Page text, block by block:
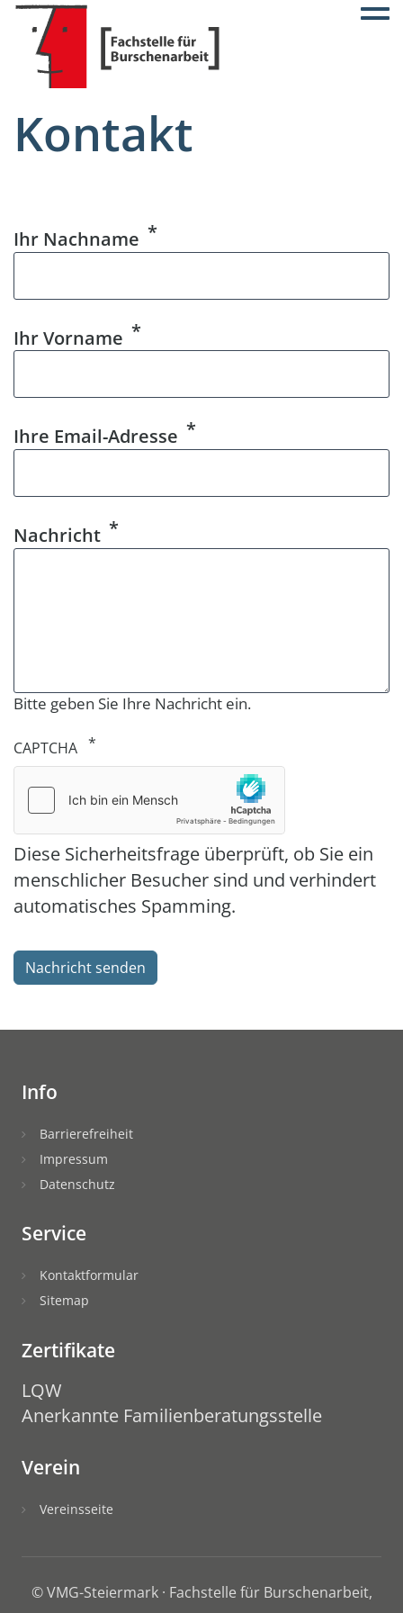
Kontakt
Ihr Nachname
Ihr Vorname
Ihre Email-Adresse
Nachricht
Bitte geben Sie Ihre Nachricht ein.
CAPTCHA
Diese Sicherheitsfrage überprüft, ob Sie ein
menschlicher Besucher sind und verhindert
automatisches Spamming.
Info
Barrierefreiheit
Impressum
Datenschutz
Service
Kontaktformular
Sitemap
Zertifikate
LQW
Anerkannte Familienberatungsstelle
Verein
Vereinsseite
© VMG-Steiermark · Fachstelle für Burschenarbeit,